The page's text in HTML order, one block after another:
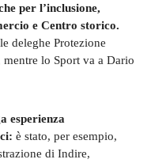
per l’inclusione,
e Centro storico.
deleghe Protezione
lo Sport va a Dario
esperienza
è stato, per esempio,
di Indire,